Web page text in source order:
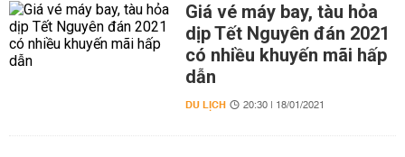
Giá vé máy bay, tàu hỏa
dịp Tết Nguyên đán 2021
có nhiều khuyến mãi hấp
dẫn
DU LỊCH 20:30 | 18/01/2021